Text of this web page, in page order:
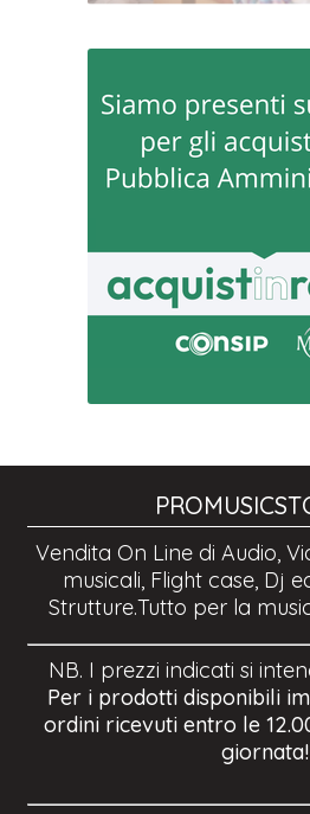
Vendita On Line di Audio,
musicali, Flight case, Dj
Strutture.Tutto per la
NB. I prezzi indicati si
Per i prodotti disponibili
ordini ricevuti entro le
giornata!